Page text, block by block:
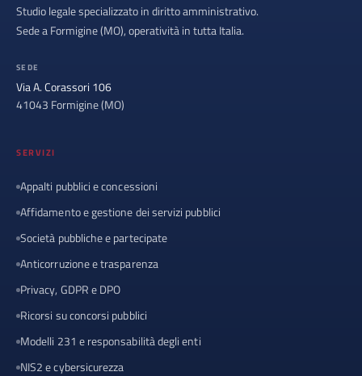
Studio legale specializzato in diritto amministrativo.
Sede a Formigine (MO), operatività in tutta Italia.
SEDE
Via A. Corassori 106
41043 Formigine (MO)
SERVIZI
Appalti pubblici e concessioni
Affidamento e gestione dei servizi pubblici
Società pubbliche e partecipate
Anticorruzione e trasparenza
Privacy, GDPR e DPO
Ricorsi su concorsi pubblici
Modelli 231 e responsabilità degli enti
NIS2 e cybersicurezza